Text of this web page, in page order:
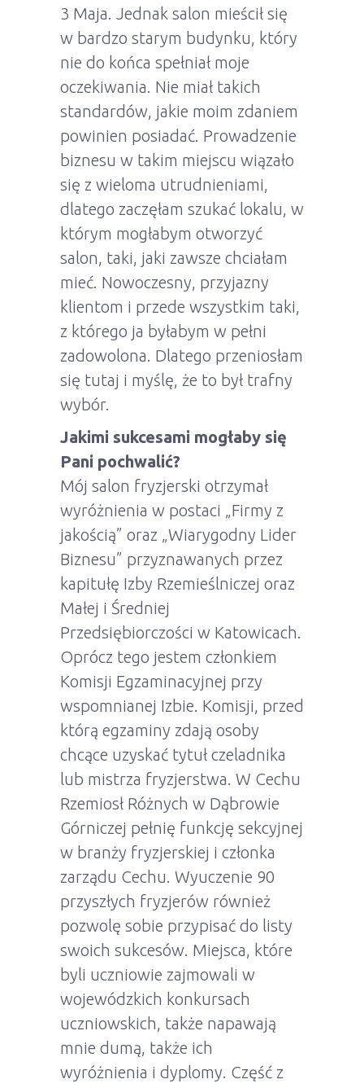
3 Maja. Jednak salon mieścił się
w bardzo starym budynku, który
nie do końca spełniał moje
oczekiwania. Nie miał takich
standardów, jakie moim zdaniem
powinien posiadać. Prowadzenie
biznesu w takim miejscu wiązało
się z wieloma utrudnieniami,
dlatego zaczęłam szukać lokalu, w
którym mogłabym otworzyć
salon, taki, jaki zawsze chciałam
mieć. Nowoczesny, przyjazny
klientom i przede wszystkim taki,
z którego ja byłabym w pełni
zadowolona. Dlatego przeniosłam
się tutaj i myślę, że to był trafny
wybór.
Jakimi sukcesami mogłaby się
Pani pochwalić?
Mój salon fryzjerski otrzymał
wyróżnienia w postaci „Firmy z
jakością” oraz „Wiarygodny Lider
Biznesu” przyznawanych przez
kapitułę Izby Rzemieślniczej oraz
Małej i Średniej
Przedsiębiorczości w Katowicach.
Oprócz tego jestem członkiem
Komisji Egzaminacyjnej przy
wspomnianej Izbie. Komisji, przed
którą egzaminy zdają osoby
chcące uzyskać tytuł czeladnika
lub mistrza fryzjerstwa. W Cechu
Rzemiosł Różnych w Dąbrowie
Górniczej pełnię funkcję sekcyjnej
w branży fryzjerskiej i członka
zarządu Cechu. Wyuczenie 90
przyszłych fryzjerów również
pozwolę sobie przypisać do listy
swoich sukcesów. Miejsca, które
byli uczniowie zajmowali w
wojewódzkich konkursach
uczniowskich, także napawają
mnie dumą, także ich
wyróżnienia i dyplomy. Część z